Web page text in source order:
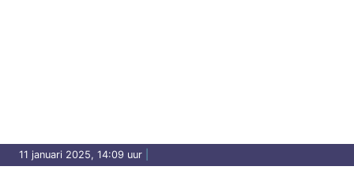
11 januari 2025, 14:09 uur